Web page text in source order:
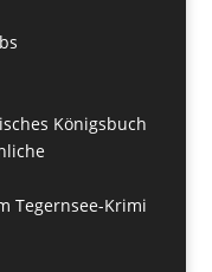
Königsbuch
Tegernsee-Krimi